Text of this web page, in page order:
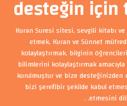
desteğin
Kuran Suresi sitesi, sevgili kitabı
etmek, Kuran ve Sünnet
kolaylaştırmak, bilginin
bilimlerini kolaylaştırmak
kurulmuştur ve bize desteğinizden
bizi şerefli bir şekilde kabul
etmesini